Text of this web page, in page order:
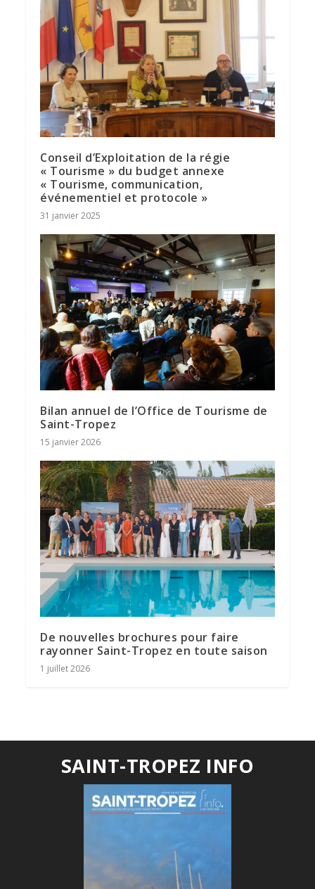
Conseil d’Exploitation de la régie
« Tourisme » du budget annexe
« Tourisme, communication,
événementiel et protocole »
31 janvier 2025
Bilan annuel de l’Office de Tourisme de
Saint-Tropez
15 janvier 2026
De nouvelles brochures pour faire
rayonner Saint-Tropez en toute saison
1 juillet 2026
SAINT-TROPEZ INFO